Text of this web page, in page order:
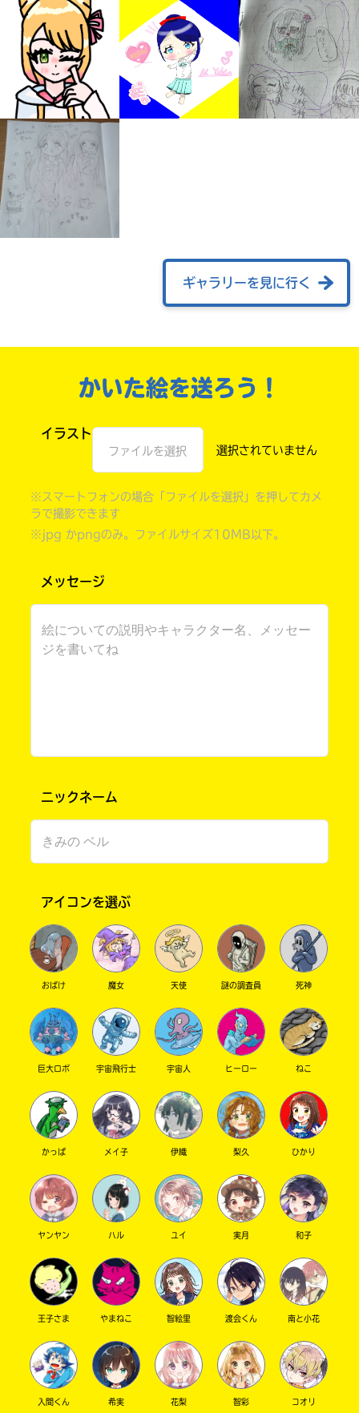
読める
このマチのことを
キミに
ギャラリーを見に行く
かいた絵を送ろう！
イラスト
ファイルを選択
※スマートフォンの場合「ファイルを選択」を押してカメ
ラで撮影できます
※jpg かpngのみ。ファイルサイズ10MB以下。
メッセージ
ニックネーム
アイコンを選ぶ
おばけ 魔女 天使 謎の調査員 死神
巨大ロボ 宇宙飛行士 宇宙人 ヒーロー ねこ
かっぱ メイ子 伊織 梨久 ひかり
ヤンヤン ハル ユイ 実月 和子
王子さま やまねこ 智絵里 渡会くん 南と小花
入間くん 希実 花梨 智彩 コオリ